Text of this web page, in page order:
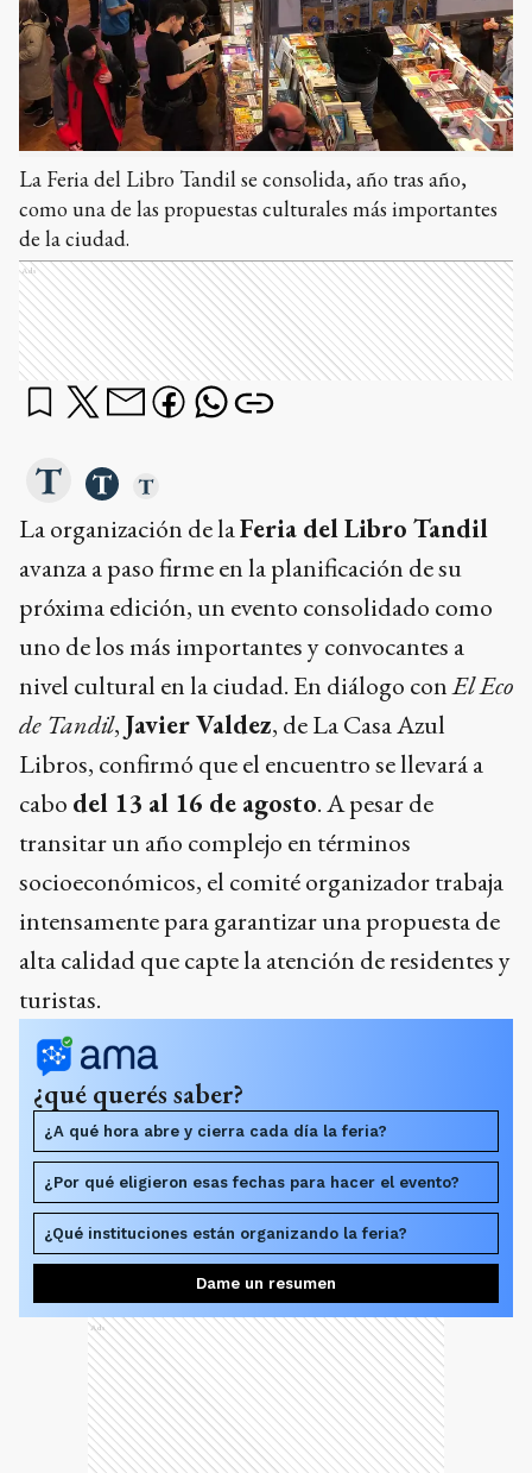
La Feria del Libro Tandil se consolida, año tras año,
como una de las propuestas culturales más importantes
de la ciudad.
Ads
La organización de laFeria del Libro Tandil
avanza a paso firme en la planificación de su
próxima edición, un evento consolidado como
uno de los más importantes y convocantes a
nivel cultural en la ciudad. En diálogo conEl Eco
de Tandil, Javier Valdez, de La Casa Azul
Libros, confirmó que el encuentro se llevará a
cabo del 13 al 16 de agosto. A pesar de
transitar un año complejo en términos
socioeconómicos, el comité organizador trabaja
intensamente para garantizar una propuesta de
alta calidad que capte la atención de residentes y
turistas.
¿qué querés saber?
¿A qué hora abre y cierra cada día la feria?
¿Por qué eligieron esas fechas para hacer el evento?
¿Qué instituciones están organizando la feria?
Dame un resumen
Ads